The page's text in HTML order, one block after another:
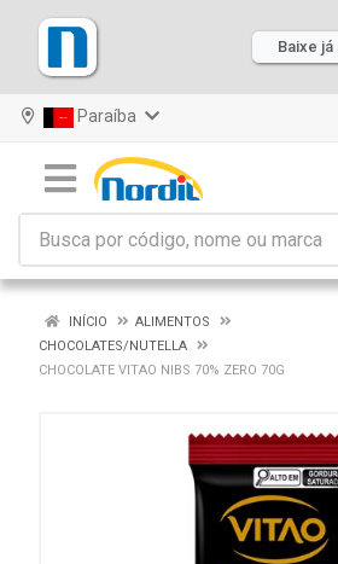
Baixe já
Paraíba
INÍCIO
ALIMENTOS
CHOCOLATES/NUTELLA
CHOCOLATE VITAO NIBS 70% ZERO 70G